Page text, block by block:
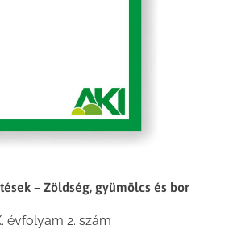
– Zöldség, gyümölcs és bor
évfolyam 2. szám